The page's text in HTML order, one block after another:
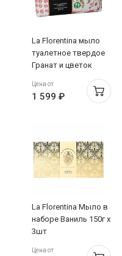
La Florentina мыло
туалетное твердое
Гранат и цветок
Цена от
1 599 ₽
La Florentina Мыло в
наборе Ваниль 150г х
3шт
Цена от